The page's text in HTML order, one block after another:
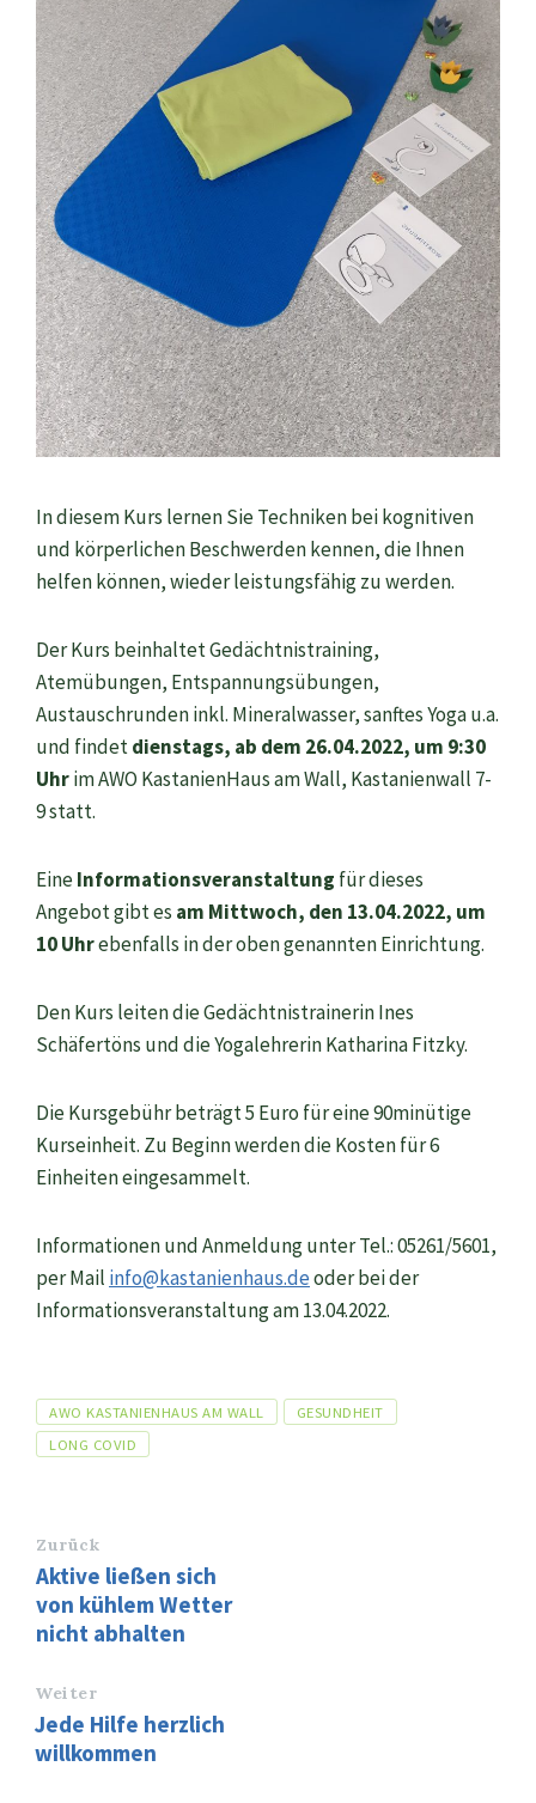
In diesem Kurs lernen Sie Techniken bei kognitiven
und körperlichen Beschwerden kennen, die Ihnen
helfen können, wieder leistungsfähig zu werden.
Der Kurs beinhaltet Gedächtnistraining,
Atemübungen, Entspannungsübungen,
Austauschrunden inkl. Mineralwasser, sanftes Yoga u.a.
und findetdienstags, ab dem 26.04.2022, um 9:30
Uhrim AWO KastanienHaus am Wall, Kastanienwall 7-
9 statt.
EineInformationsveranstaltung für dieses
Angebot gibt es am Mittwoch, den 13.04.2022, um
10 Uhrebenfalls in der oben genannten Einrichtung.
Den Kurs leiten die Gedächtnistrainerin Ines
Schäfertöns und die Yogalehrerin Katharina Fitzky.
Die Kursgebühr beträgt 5 Euro für eine 90minütige
Kurseinheit. Zu Beginn werden die Kosten für 6
Einheiten eingesammelt.
Informationen und Anmeldung unter Tel.: 05261/5601,
per Mail info@kastanienhaus.deoder bei der
Informationsveranstaltung am 13.04.2022.
Tags
AWO KASTANIENHAUS AM WALL
GESUNDHEIT
LONG COVID
Zurück
Aktive ließen sich
von kühlem Wetter
nicht abhalten
Weiter
Jede Hilfe herzlich
willkommen